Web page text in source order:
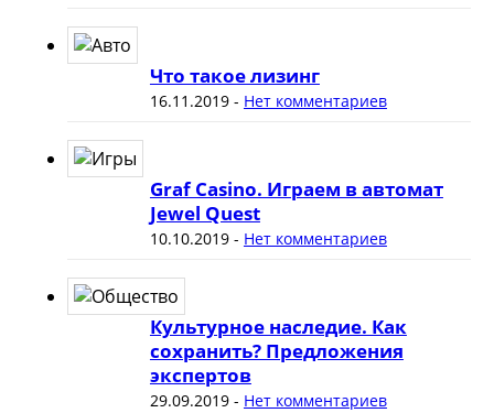
Что такое лизинг
16.11.2019- Нет комментариев
Graf Casino. Играем в автомат
Jewel Quest
10.10.2019- Нет комментариев
Культурное наследие. Как
сохранить? Предложения
экспертов
29.09.2019- Нет комментариев